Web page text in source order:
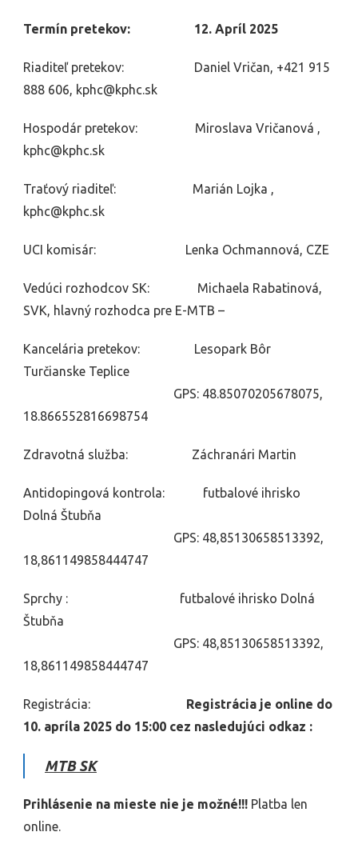
Termín pretekov: 12. Apríl 2025
Riaditeľ pretekov: Daniel Vričan, +421 915
888 606, kphc@kphc.sk
Hospodár pretekov: Miroslava Vričanová ,
kphc@kphc.sk
Traťový riaditeľ: Marián Lojka ,
kphc@kphc.sk
UCI komisár: Lenka Ochmannová, CZE
Vedúci rozhodcov SK: Michaela Rabatinová,
SVK, hlavný rozhodca pre E-MTB –
Kancelária pretekov: Lesopark Bôr
Turčianske Teplice
GPS: 48.85070205678075,
18.866552816698754
Zdravotná služba: Záchranári Martin
Antidopingová kontrola: futbalové ihrisko
Dolná Štubňa
GPS: 48,85130658513392,
18,861149858444747
Sprchy : futbalové ihrisko Dolná
Štubňa
GPS: 48,85130658513392,
18,861149858444747
Registrácia: Registrácia je online do
10. apríla 2025 do 15:00 cez nasledujúci odkaz :
MTB SK
Prihlásenie na mieste nie je možné!!! Platba len
online.